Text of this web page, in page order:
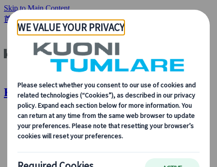
Skip to Main Content
首頁 分析與新聞 品嚐捷克釀造傳統
Kuoni Tumlare : 品嚐捷克釀造傳統
關於我們
關於我們
持續發展、創新和最新旅遊技術的承諾。